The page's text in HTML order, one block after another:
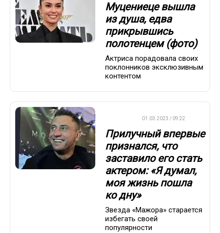
Муцениеце вышла
из душа, едва
прикрывшись
полотенцем (фото)
Актриса порадовала своих
поклонников эксклюзивным
контентом
01.03.2023 / 09:22
Прилучный впервые
признался, что
заставило его стать
актером: «Я думал,
моя жизнь пошла
ко дну»
Звезда «Мажора» старается
избегать своей
популярности